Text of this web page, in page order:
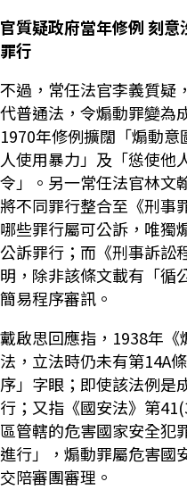
官質疑政府當年修例 刻
罪行
不過，常任法官李義質疑
代普通法，令煽動罪變為
1970年修例擴闊「煽動
人使用暴力」及「慫使他
令」。另一常任法官林文
將不同罪行整合至《刑事
哪些罪行屬可公訴，唯獨
公訴罪行；而《刑事訴訟
明，除非該條文載有「循
簡易程序審訊。
戴啟思回應指，1938年
法，立法時仍未有第14A
序」字眼；即使該法例是
行；又指《國安法》第
區管轄的危害國家安全犯
進行」，煽動罪屬危害國
交陪審團審理。